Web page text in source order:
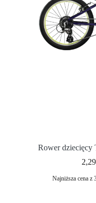
Rower dziecięcy
Najniższa cena z